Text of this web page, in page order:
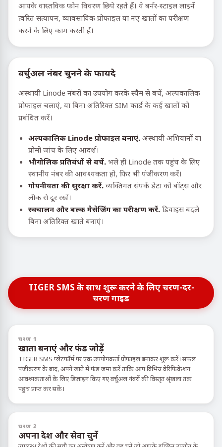
आपके वास्तविक फोन विवरण छिपे रहते हैं। ये बर्नर-स्टाइल लाइनें
त्वरित सत्यापन, व्यावसायिक प्रोफाइल या नए खातों का परीक्षण
करने के लिए काम करती हैं।
वर्चुअल नंबर चुनने के फायदे
अस्थायी Linode नंबरों का उपयोग करके स्पैम से बचें, अल्पकालिक
प्रोफाइल चलाएं, या बिना अतिरिक्त SIM कार्ड के कई खातों को
प्रबंधित करें।
अल्पकालिक Linode प्रोफाइल बनाएं. अस्थायी अभियानों या
प्रोमो जांच के लिए आदर्श।
भौगोलिक प्रतिबंधों से बचें. भले ही Linode तक पहुंच के लिए
स्थानीय नंबर की आवश्यकता हो, फिर भी पंजीकरण करें।
गोपनीयता की सुरक्षा करें. व्यक्तिगत संपर्क डेटा को बॉट्स और
लीक से दूर रखें।
स्वचालन और बल्क मैसेजिंग का परीक्षण करें. डिवाइस बदले
बिना अतिरिक्त खाते बनाएं।
TIGER SMS के साथ शुरू करने के लिए चरण-दर-
चरण गाइड
चरण 1
खाता बनाएं और फंड जोड़ें
TIGER SMS प्लेटफॉर्म पर एक उपयोगकर्ता प्रोफ़ाइल बनाकर शुरू करें। सफल
पंजीकरण के बाद, अपने खाते में फंड जमा करें ताकि आप विभिन्न वेरिफिकेशन
आवश्यकताओं के लिए डिज़ाइन किए गए वर्चुअल नंबरों की विस्तृत श्रृंखला तक
पहुंच प्राप्त कर सकें।
चरण 2
अपना देश और सेवा चुनें